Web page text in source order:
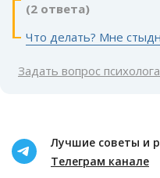
(2 ответа)
Что делать? Мне
Задать вопрос
Лучшие советы и
Телеграм канале